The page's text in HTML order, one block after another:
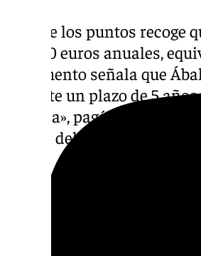
Uno de los puntos
30.000 euros anuales,
documento señala que
durante un plazo de 5
compra», pagándose el
inicial del contrato de
«Ábalos no tenía